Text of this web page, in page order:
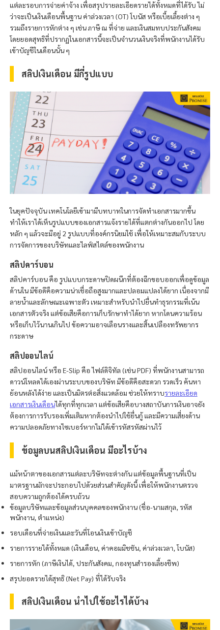
แต่ละรอบการจ่ายค่าจ้าง เพื่อสรุปรายละเอียดรายได้ทั้งหมดที่ได้รับ ไม่
ว่าจะเป็นเงินเดือนพื้นฐาน ค่าล่วงเวลา (OT) โบนัส หรือเบี้ยเลี้ยงต่าง ๆ
รวมถึงรายการหักต่าง ๆ เช่น ภาษี ณ ที่จ่าย และเงินสมทบประกันสังคม
โดยยอดสุทธิที่ปรากฏในเอกสารนี้จะเป็นจำนวนเงินจริงที่พนักงานได้รับ
เข้าบัญชีในเดือนนั้น ๆ
สลิปเงินเดือน มีกี่รูปแบบ
ในยุคปัจจุบัน เทคโนโลยีเข้ามามีบทบาทในการจัดทำเอกสารมากขึ้น
ทำให้เราได้เห็นรูปแบบของเอกสารแจ้งรายได้ที่แตกต่างกันออกไป โดย
หลัก ๆ แล้วจะมีอยู่ 2 รูปแบบที่องค์กรนิยมใช้ เพื่อให้เหมาะสมกับระบบ
การจัดการของบริษัทและไลฟ์สไตล์ของพนักงาน
สลิปคาร์บอน
สลิปคาร์บอน คือ รูปแบบกระดาษปิดผนึกที่ต้องฉีกขอบออกเพื่อดูข้อมูล
ด้านใน มีข้อดีคือความน่าเชื่อถือสูงมากและปลอมแปลงได้ยาก เนื่องจากมี
ลายน้ำและลักษณะเฉพาะตัว เหมาะสำหรับนำไปยื่นทำธุรกรรมที่เน้น
เอกสารตัวจริง แต่ข้อเสียคือการเก็บรักษาทำได้ยาก หากโดนความร้อน
หรือเก็บไว้นานเกินไป ข้อความอาจเลือนรางและสิ้นเปลืองทรัพยากร
กระดาษ
สลิปออนไลน์
สลิปออนไลน์ หรือ E-Slip คือ ไฟล์ดิจิทัล (เช่น PDF) ที่พนักงานสามารถ
ดาวน์โหลดได้เองผ่านระบบของบริษัท มีข้อดีคือสะดวก รวดเร็ว ค้นหา
ย้อนหลังได้ง่าย และเป็นมิตรต่อสิ่งแวดล้อม ช่วยให้ทราบรายละเอียด
เอกสารเงินเดือนได้ทุกที่ทุกเวลา แต่ข้อเสียคือบางสถาบันการเงินอาจยัง
ต้องการการรับรองเพิ่มเติมหากต้องนำไปใช้ยื่นกู้ และมีความเสี่ยงด้าน
ความปลอดภัยทางไซเบอร์หากไม่ได้เข้ารหัสรหัสผ่านไว้
ข้อมูลบนสลิปเงินเดือน มีอะไรบ้าง
แม้หน้าตาของเอกสารแต่ละบริษัทจะต่างกัน แต่ข้อมูลพื้นฐานที่เป็น
มาตรฐานมักจะประกอบไปด้วยส่วนสำคัญดังนี้ เพื่อให้พนักงานตรวจ
สอบความถูกต้องได้ครบถ้วน
ข้อมูลบริษัทและข้อมูลส่วนบุคคลของพนักงาน (ชื่อ-นามสกุล, รหัส
พนักงาน, ตำแหน่ง)
รอบเดือนที่จ่ายเงินและวันที่โอนเงินเข้าบัญชี
รายการรายได้ทั้งหมด (เงินเดือน, ค่าคอมมิชชัน, ค่าล่วงเวลา, โบนัส)
รายการหัก (ภาษีเงินได้, ประกันสังคม, กองทุนสำรองเลี้ยงชีพ)
สรุปยอดรายได้สุทธิ (Net Pay) ที่ได้รับจริง
สลิปเงินเดือน นำไปใช้อะไรได้บ้าง